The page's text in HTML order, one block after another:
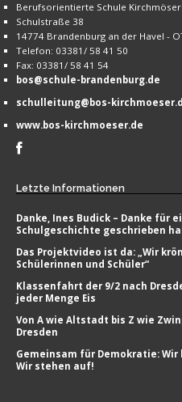
Berufsorientierte Schule Kirchmöser
Schulstraße 38
14774 Brandenburg an der Havel -
Telefon: 03381/ 58 41 50
Fax: 03381/ 58 41 54
bos@schule-brandenburg.de
schulleitung@bos-
www.bos-kirchmoeser.de
Letzte Informationen
Danke, Ines Budick – Danke für
Schulgeschichte geschrieben
Das Projektvideo ist da: „Wir
Schülerinnen und Schüler“
Klassenfahrt der 9/2 nach
jeder Menge Eis
Von A wie Altstadt bis Z wie
Dresden
Gemeinsam für Demokratie:
Wir stehen auf!